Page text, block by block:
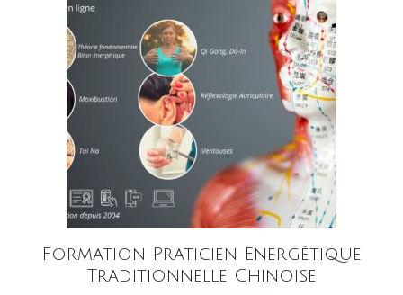
Formation Praticien Energétique
Traditionnelle Chinoise